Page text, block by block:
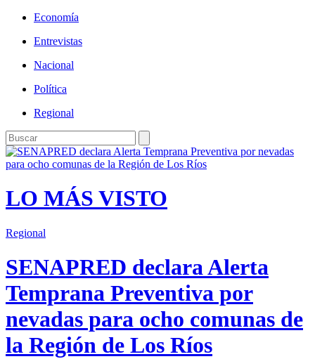
Economía
Entrevistas
Nacional
Política
Regional
LO MÁS VISTO
Regional
SENAPRED declara Alerta
Temprana Preventiva por
nevadas para ocho comunas de
la Región de Los Ríos